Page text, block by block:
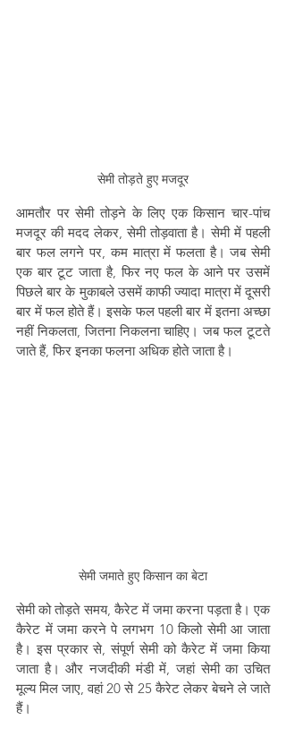
सेमी तोड़ते हुए मजदूर
आमतौर पर सेमी तोड़ने के लिए एक किसान चार-पांच
मजदूर की मदद लेकर, सेमी तोड़वाता है। सेमी में पहली
बार फल लगने पर, कम मात्रा में फलता है। जब सेमी
एक बार टूट जाता है, फिर नए फल के आने पर उसमें
पिछले बार के मुकाबले उसमें काफी ज्यादा मात्रा में दूसरी
बार में फल होते हैं। इसके फल पहली बार में इतना अच्छा
नहीं निकलता, जितना निकलना चाहिए। जब फल टूटते
जाते हैं, फिर इनका फलना अधिक होते जाता है।
सेमी जमाते हुए किसान का बेटा
सेमी को तोड़ते समय, कैरेट में जमा करना पड़ता है। एक
कैरेट में जमा करने पे लगभग 10 किलो सेमी आ जाता
है। इस प्रकार से, संपूर्ण सेमी को कैरेट में जमा किया
जाता है। और नजदीकी मंडी में, जहां सेमी का उचित
मूल्य मिल जाए, वहां 20 से 25 कैरेट लेकर बेचने ले जाते
हैं।